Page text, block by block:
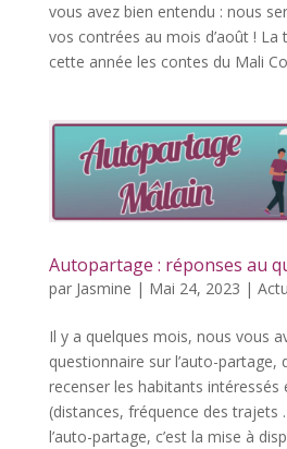
vous avez bien entendu : nous
vos contrées au mois d’août ! La
cette année les contes du Mali
Autopartage : réponses au
par Jasmine | Mai 24, 2023 |
Il y a quelques mois, nous vous
questionnaire sur l’auto-partage,
recenser les habitants intéressés
(distances, fréquence des trajets
l’auto-partage, c’est la mise à